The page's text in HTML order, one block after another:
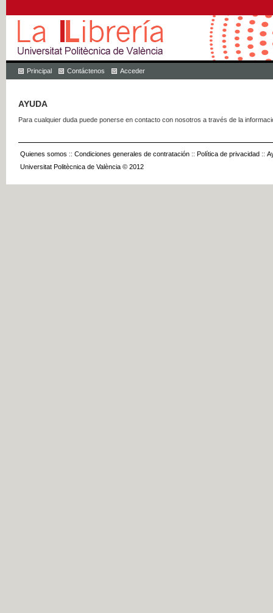
Principal Contáctenos Acceder
AYUDA
Para cualquier duda puede ponerse en contacto con nosotros a través de la
Quienes somos :: Condiciones generales de contratación :: Política de privacidad ::
Universitat Politècnica de València © 2012